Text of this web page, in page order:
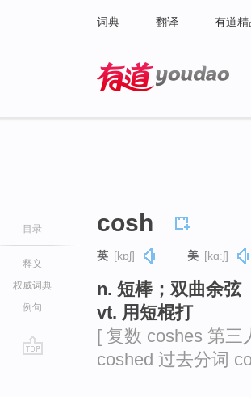
词典 翻译 有道精
目录
释义
权威词典
例句
cosh
英 [kɒʃ] 美 [kɑːʃ]
n. 短棒；双曲余弦
vt. 用短棍打
[ 复数 coshes 第三
coshed 过去分词